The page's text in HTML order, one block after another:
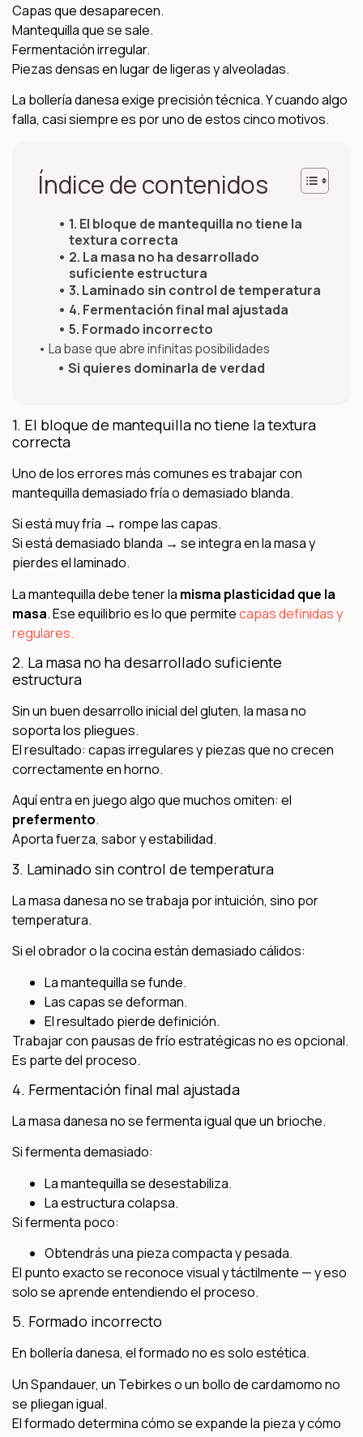
Capas que desaparecen.
Mantequilla que se sale.
Fermentación irregular.
Piezas densas en lugar de ligeras y alveoladas.
La bollería danesa exige precisión técnica. Y cuando algo
falla, casi siempre es por uno de estos cinco motivos.
Índice de contenidos
1. El bloque de mantequilla no tiene la
textura correcta
2. La masa no ha desarrollado
suficiente estructura
3. Laminado sin control de temperatura
4. Fermentación final mal ajustada
5. Formado incorrecto
La base que abre infinitas posibilidades
Si quieres dominarla de verdad
1. El bloque de mantequilla no tiene la textura
correcta
Uno de los errores más comunes es trabajar con
mantequilla demasiado fría o demasiado blanda.
Si está muy fría → rompe las capas.
Si está demasiado blanda → se integra en la masa y
pierdes el laminado.
La mantequilla debe tener la misma plasticidad que la
masa. Ese equilibrio es lo que permitecapas definidas y
regulares.
2. La masa no ha desarrollado suficiente
estructura
Sin un buen desarrollo inicial del gluten, la masa no
soporta los pliegues.
El resultado: capas irregulares y piezas que no crecen
correctamente en horno.
Aquí entra en juego algo que muchos omiten: el
prefermento.
Aporta fuerza, sabor y estabilidad.
3. Laminado sin control de temperatura
La masa danesa no se trabaja por intuición, sino por
temperatura.
Si el obrador o la cocina están demasiado cálidos:
La mantequilla se funde.
Las capas se deforman.
El resultado pierde definición.
Trabajar con pausas de frío estratégicas no es opcional.
Es parte del proceso.
4. Fermentación final mal ajustada
La masa danesa no se fermenta igual que un brioche.
Si fermenta demasiado:
La mantequilla se desestabiliza.
La estructura colapsa.
Si fermenta poco:
Obtendrás una pieza compacta y pesada.
El punto exacto se reconoce visual y táctilmente — y eso
solo se aprende entendiendo el proceso.
5. Formado incorrecto
En bollería danesa, el formado no es solo estética.
Un Spandauer, un Tebirkes o un bollo de cardamomo no
se pliegan igual.
El formado determina cómo se expande la pieza y cómo